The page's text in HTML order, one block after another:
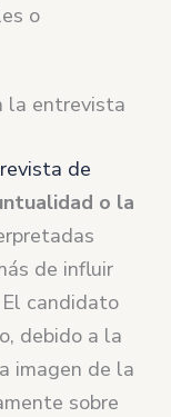
o
la entrevista
de
o la
de influir
candidato
debido a la
imagen de la
sobre